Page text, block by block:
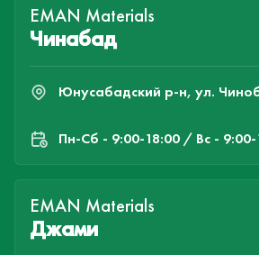
EMAN Materials
Чинабад
Юнусабадский р-н, ул.
Пн-Cб - 9:00-18:00 / Вс - 9:00-
EMAN Materials
Джами